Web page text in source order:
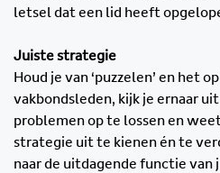
letsel dat een lid heeft
Juiste strategie
Houd je van ‘puzzelen’ en het
vakbondsleden, kijk je ernaar
problemen op te lossen en
strategie uit te kienen én te
naar de uitdagende functie van